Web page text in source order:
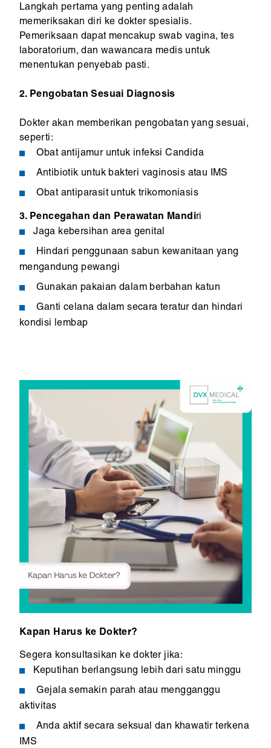
Langkah pertama yang penting adalah
memeriksakan diri ke dokter spesialis.
Pemeriksaan dapat mencakup swab vagina, tes
laboratorium, dan wawancara medis untuk
menentukan penyebab pasti.
2. Pengobatan Sesuai Diagnosis
Dokter akan memberikan pengobatan yang sesuai,
seperti:
Obat antijamur untuk infeksi Candida
Antibiotik untuk bakteri vaginosis atau IMS
Obat antiparasit untuk trikomoniasis
3. Pencegahan dan Perawatan Mandiri
Jaga kebersihan area genital
Hindari penggunaan sabun kewanitaan yang
mengandung pewangi
Gunakan pakaian dalam berbahan katun
Ganti celana dalam secara teratur dan hindari
kondisi lembap
Kapan Harus ke Dokter?
Segera konsultasikan ke dokter jika:
Keputihan berlangsung lebih dari satu minggu
Gejala semakin parah atau mengganggu
aktivitas
Anda aktif secara seksual dan khawatir terkena
IMS